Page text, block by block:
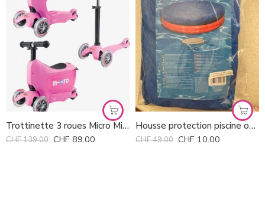
Trottinette 3 roues Micro Mini2Go *
CHF139.00 CHF 89.00
Housse protection piscine ou bac à sable *
CHF49.00 CHF 10.00